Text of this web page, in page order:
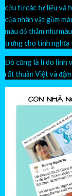
cứu từ các tư liệu và
của nhân vật gồm
màu đỏ thắm như
trưng cho tình nghĩa
Đó cũng là lí do linh
rất thuần Việt và